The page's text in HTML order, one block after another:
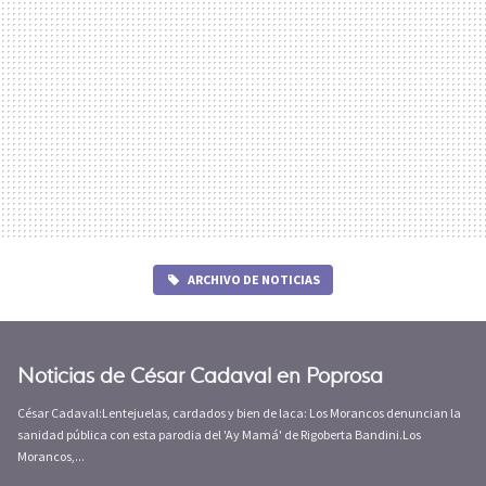
ARCHIVO DE NOTICIAS
Noticias de César Cadaval en Poprosa
César Cadaval:Lentejuelas, cardados y bien de laca: Los Morancos denuncian la
sanidad pública con esta parodia del 'Ay Mamá' de Rigoberta Bandini.Los
Morancos,...